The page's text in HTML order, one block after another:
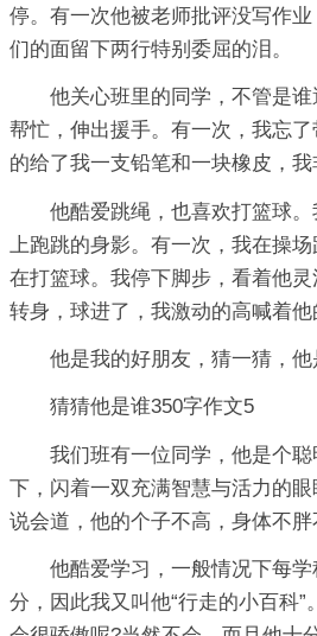
停。有一次他被老师批评没写作
们的面留下两行特别委屈的泪。
他关心班里的同学，不管是
帮忙，伸出援手。有一次，我忘
的给了我一支铅笔和一块橡皮，我
他酷爱跳绳，也喜欢打篮球
上跑跳的身影。有一次，我在操
在打篮球。我停下脚步，看着他
转身，球进了，我激动的高喊着他
他是我的好朋友，猜一猜，他
猜猜他是谁350字作文5
我们班有一位同学，他是个
下，闪着一双充满智慧与活力的
说会道，他的个子不高，身体不胖
他酷爱学习，一般情况下每
分，因此我又叫他“行走的小百科